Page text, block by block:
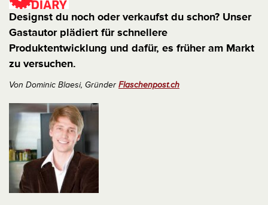
Designst du noch oder verkaufst du schon? Unser
Gastautor plädiert für schnellere
Produktentwicklung und dafür, es früher am Markt
zu versuchen.
Von Dominic Blaesi, Gründer Flaschenpost.ch